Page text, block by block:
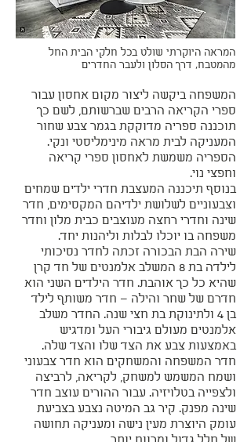
המראה היוקרתי שולט בכל חלקי הבית החל
מהמטבח, דרך הסלון ולעבר החדרים
המשפחה ביקשה ליצור מקום אחסון עבור
ספרי הקריאה הרבים שברשותם, לשם כך
תוכננה ספריה מדוקקת בגמר צבע שחור
המעניקה לבית מראה מינימליסטי ונקי.
הספריה משמשת לאחסון ספרי קריאה
וחפצי נוי.
בנוסף תיכננה המעצבת חדרי ילדים שמחים
וצבעוניים לשלושת ילדיהם המקסימים, חדר
שינה וחדרי רחצה מעוצבים כבית מלון וחדר
משפחה בו יוכלו לבלות וליהנות יחד.
שירה הבת הבכורה זכתה לחדר נסיכותי
לילדה בת 8 המשלב אלמנטים של חד קרן
שהיא כל כך אוהבת. חדר הילדים השני הוא
חדרם של שחר והילה – חדר משותף לילד
בן 4 ולתינוקת בת חצי שנה. החדר משלב
אלמנטים מעולם גיבורי העל ומדגיש
באמצעות צבע את הצד שלו והצד שלה.
חדר המשפחה והמשחקים הוא חדר צבעוני
ושמח המשמש למשחק, לקריאה, לרביצה
ולצפייה בטלויזיה. עבור ההורים עוצב חדר
שינה מפנק. קיר גב המיטה נצבע בצביעת
עומק היוצרת מעין נישה ומעניקה תחושה